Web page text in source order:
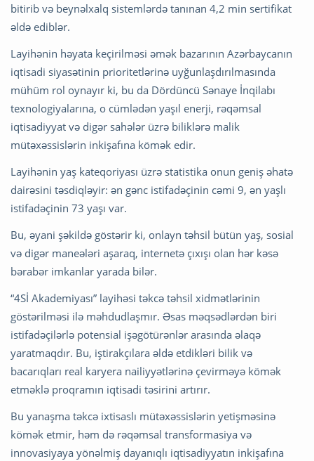
bitirib və beynəlxalq sistemlərdə tanınan 4,2 min sertifikat
əldə ediblər.
Layihənin həyata keçirilməsi əmək bazarının Azərbaycanın
iqtisadi siyasətinin prioritetlərinə uyğunlaşdırılmasında
mühüm rol oynayır ki, bu da Dördüncü Sənaye İnqilabı
texnologiyalarına, o cümlədən yaşıl enerji, rəqəmsal
iqtisadiyyat və digər sahələr üzrə biliklərə malik
mütəxəssislərin inkişafına kömək edir.
Layihənin yaş kateqoriyası üzrə statistika onun geniş əhatə
dairəsini təsdiqləyir: ən gənc istifadəçinin cəmi 9, ən yaşlı
istifadəçinin 73 yaşı var.
Bu, əyani şəkildə göstərir ki, onlayn təhsil bütün yaş, sosial
və digər maneələri aşaraq, internetə çıxışı olan hər kəsə
bərabər imkanlar yarada bilər.
“4Sİ Akademiyası” layihəsi təkcə təhsil xidmətlərinin
göstərilməsi ilə məhdudlaşmır. Əsas məqsədlərdən biri
istifadəçilərlə potensial işəgötürənlər arasında əlaqə
yaratmaqdır. Bu, iştirakçılara əldə etdikləri bilik və
bacarıqları real karyera nailiyyətlərinə çevirməyə kömək
etməklə proqramın iqtisadi təsirini artırır.
Bu yanaşma təkcə ixtisaslı mütəxəssislərin yetişməsinə
kömək etmir, həm də rəqəmsal transformasiya və
innovasiyaya yönəlmiş dayanıqlı iqtisadiyyatın inkişafına